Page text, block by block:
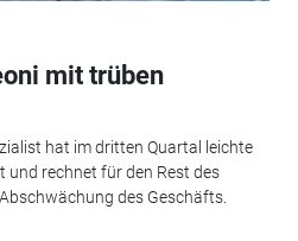
mit trüben
hat im dritten Quartal leichte
und rechnet für den Rest des
des Geschäfts.